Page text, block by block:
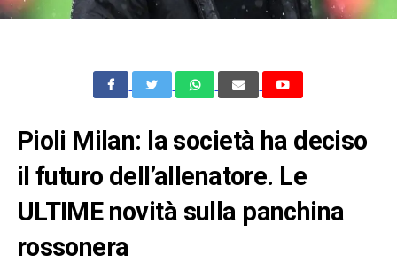
Pioli Milan: la società ha deciso
il futuro dell’allenatore. Le
ULTIME novità sulla panchina
rossonera